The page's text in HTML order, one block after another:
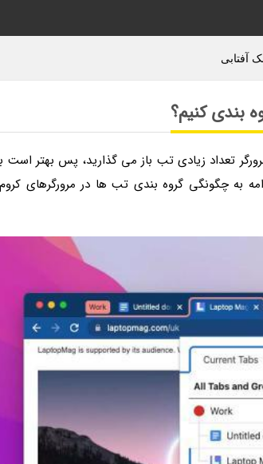
آفتابی
بندی کنیم؟
تعداد زیادی تب باز می گذارید، پس بهتر است
به چگونگی گروه بندی تب ها در مرورگرهای